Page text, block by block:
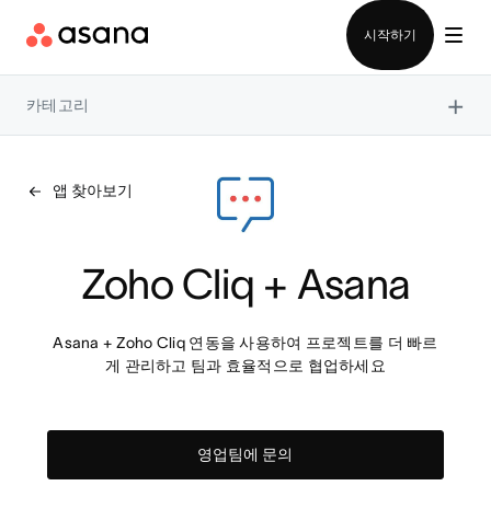
시작하기
카테고리 ×
앱 찾아보기
Zoho Cliq + Asana
Asana + Zoho Cliq 연동을 사용하여 프로젝트를 더 빠르
게 관리하고 팀과 효율적으로 협업하세요
영업팀에 문의